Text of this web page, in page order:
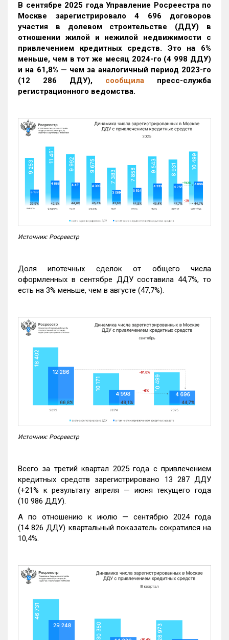
В сентябре 2025 года Управление Росреестра по
Москве зарегистрировало 4 696 договоров
участия в долевом строительстве (ДДУ) в
отношении жилой и нежилой недвижимости с
привлечением кредитных средств. Это на 6%
меньше, чем в тот же месяц 2024-го (4 998 ДДУ)
и на 61,8% — чем за аналогичный период 2023-го
(12 286 ДДУ), сообщила пресс-служба
регистрационного ведомства.
Источник: Росреестр
Доля ипотечных сделок от общего числа
оформленных в сентябре ДДУ составила 44,7%, то
есть на 3% меньше, чем в августе (47,7%).
Источник: Росреестр
Всего за третий квартал 2025 года с привлечением
кредитных средств зарегистрировано 13 287 ДДУ
(+21% к результату апреля — июня текущего года
(10 986 ДДУ).
А по отношению к июлю — сентябрю 2024 года
(14 826 ДДУ) квартальный показатель сократился на
10,4%.